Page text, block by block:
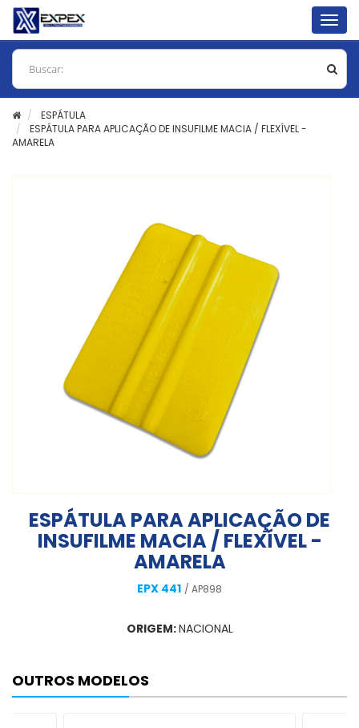
ESPÁTULA
ESPÁTULA PARA APLICAÇÃO DE INSUFILME MACIA / FLEXÍVEL -
AMARELA
ESPÁTULA PARA APLICAÇÃO DE
INSUFILME MACIA / FLEXÍVEL -
AMARELA
EPX 441 / AP898
ORIGEM:NACIONAL
OUTROS MODELOS